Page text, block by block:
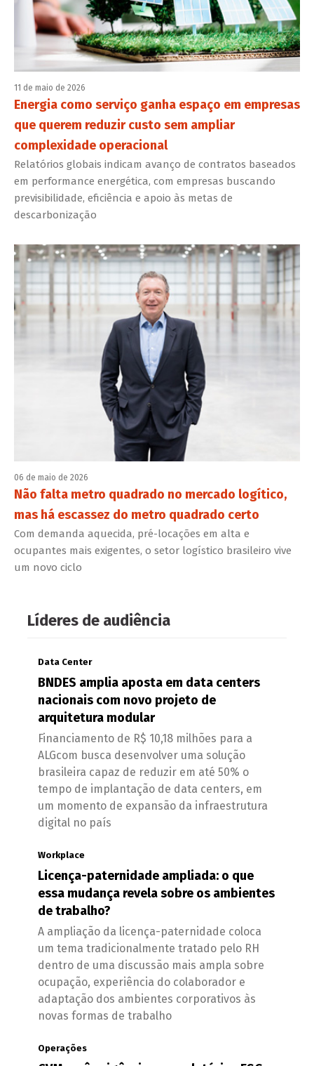
11 de maio de 2026
Energia como serviço ganha espaço em empresas
que querem reduzir custo sem ampliar
complexidade operacional
Relatórios globais indicam avanço de contratos baseados
em performance energética, com empresas buscando
previsibilidade, eficiência e apoio às metas de
descarbonização
06 de maio de 2026
Não falta metro quadrado no mercado logítico,
mas há escassez do metro quadrado certo
Com demanda aquecida, pré-locações em alta e
ocupantes mais exigentes, o setor logístico brasileiro vive
um novo ciclo
Líderes de audiência
Data Center
BNDES amplia aposta em data centers
nacionais com novo projeto de
arquitetura modular
Financiamento de R$ 10,18 milhões para a
ALGcom busca desenvolver uma solução
brasileira capaz de reduzir em até 50% o
tempo de implantação de data centers, em
um momento de expansão da infraestrutura
digital no país
Workplace
Licença-paternidade ampliada: o que
essa mudança revela sobre os ambientes
de trabalho?
A ampliação da licença-paternidade coloca
um tema tradicionalmente tratado pelo RH
dentro de uma discussão mais ampla sobre
ocupação, experiência do colaborador e
adaptação dos ambientes corporativos às
novas formas de trabalho
Operações